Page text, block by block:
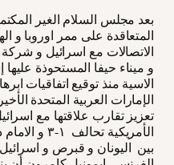
بعد مجلس السلام الغير
المتعاقدة على ممر اوروبا و
الاتصالات مع اسرائيل و شركة
الاسية منذ توقيع اتفاقيات
الإمارات العربية المتحدة
تعزيز تقارب علاقتها مع
الأمريكية
بين اليونان و قبرص و